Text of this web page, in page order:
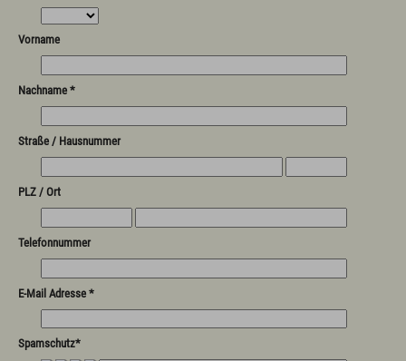
Vorname
Nachname *
Straße / Hausnummer
PLZ / Ort
Telefonnummer
E-Mail Adresse *
Spamschutz*